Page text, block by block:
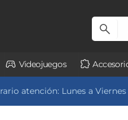
Videojuegos
atención: Lunes a Viernes